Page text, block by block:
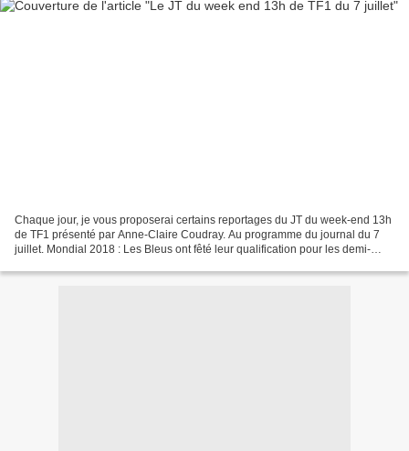
Chaque jour, je vous proposerai certains reportages du JT du week-end 13h
de TF1 présenté par Anne-Claire Coudray. Au programme du journal du 7
juillet. Mondial 2018 : Les Bleus ont fêté leur qualification pour les demi-